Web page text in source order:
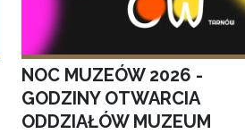
NOC MUZEÓW 2026 -
GODZINY OTWARCIA
ODDZIAŁÓW MUZEUM